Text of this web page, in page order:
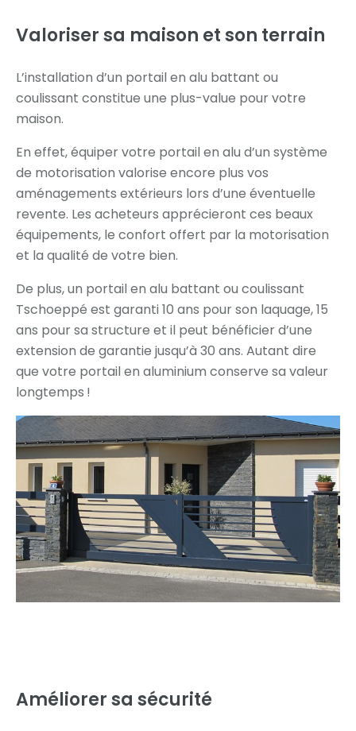
Valoriser sa maison et son terrain
L’installation d’un portail en alu battant ou
coulissant constitue une plus-value pour votre
maison.
En effet, équiper votre portail en alu d’un système
de motorisation valorise encore plus vos
aménagements extérieurs lors d’une éventuelle
revente. Les acheteurs apprécieront ces beaux
équipements, le confort offert par la motorisation
et la qualité de votre bien.
De plus, un portail en alu battant ou coulissant
Tschoeppé est garanti 10 ans pour son laquage, 15
ans pour sa structure et il peut bénéficier d’une
extension de garantie jusqu’à 30 ans. Autant dire
que votre portail en aluminium conserve sa valeur
longtemps !
Améliorer sa sécurité